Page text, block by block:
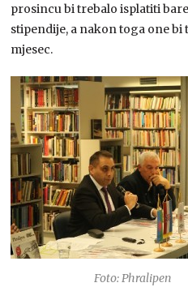
prosincu bi trebalo isplatiti
stipendije, a nakon toga one
mjesec.
Foto: Phralipen